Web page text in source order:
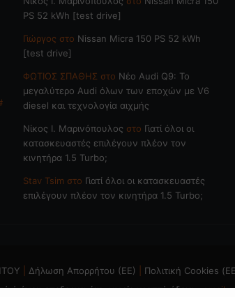
PS 52 kWh [test drive]
Γιώργος στο Nissan Micra 150 PS 52 kWh
[test drive]
ΦΩΤΙΟΣ ΣΠΑΘΗΣ στο Νέο Audi Q9: Το
μεγαλύτερο Audi όλων των εποχών με V6
diesel και τεχνολογία αιχμής
Nίκος Ι. Mαρινόπουλος στο Γιατί όλοι οι
κατασκευαστές επιλέγουν πλέον τον
κινητήρα 1.5 Turbo;
Stav Tsim στο Γιατί όλοι οι κατασκευαστές
επιλέγουν πλέον τον κινητήρα 1.5 Turbo;
Δήλωση Απορρήτου (ΕΕ)
Πολιτική Cookies
άνευ επεξεργασίας, χωρίς γραπτή άδεια- email: